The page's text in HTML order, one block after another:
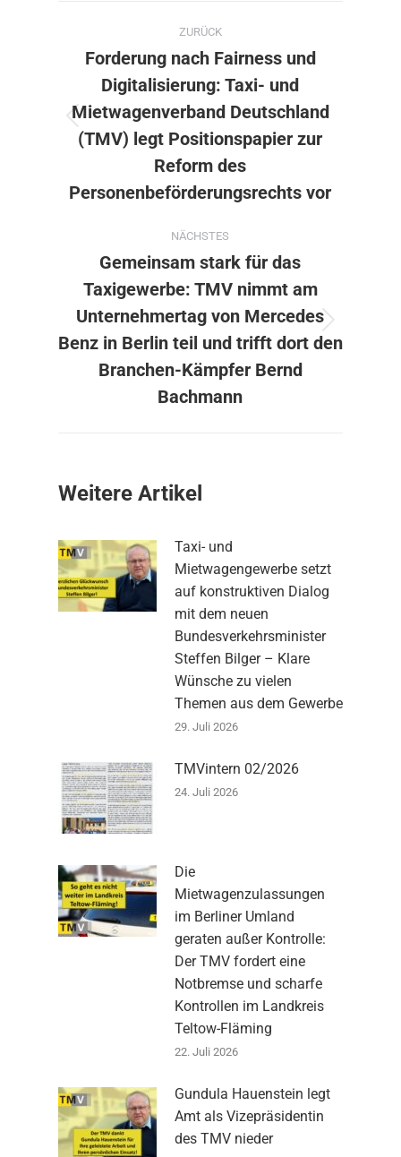
Kommentarnavigation
ZURÜCK
Beitrag:
Forderung nach Fairness und
Digitalisierung: Taxi- und
Mietwagenverband Deutschland
(TMV) legt Positionspapier zur
Reform des
Personenbeförderungsrechts vor
NÄCHSTES
Nächster
Beitrag:
Gemeinsam stark für das
Taxigewerbe: TMV nimmt am
Unternehmertag von Mercedes
Benz in Berlin teil und trifft dort den
Branchen-Kämpfer Bernd
Bachmann
Weitere Artikel
Taxi- und
Mietwagengewerbe setzt
auf konstruktiven Dialog
mit dem neuen
Bundesverkehrsminister
Steffen Bilger – Klare
Wünsche zu vielen
Themen aus dem Gewerbe
29. Juli 2026
TMVintern 02/2026
24. Juli 2026
Die
Mietwagenzulassungen
im Berliner Umland
geraten außer Kontrolle:
Der TMV fordert eine
Notbremse und scharfe
Kontrollen im Landkreis
Teltow-Fläming
22. Juli 2026
Gundula Hauenstein legt
Amt als Vizepräsidentin
des TMV nieder